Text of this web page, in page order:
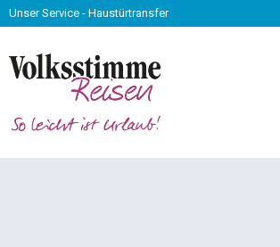
- Haustürtransfer
Unser Service - Haustürtransfer